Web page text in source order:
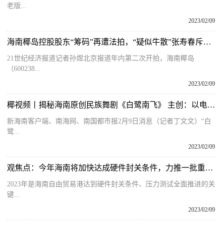
老版...
2023/02/09
海南椰岛控股股东“筹码”再遭法拍，“疑似牛散”张寿春斥资逾亿元竞得首批750万股
21世纪经济报道记者孙煜北京报道年内第二次开拍，海南椰岛
（600238...
2023/02/09
椰视频丨揭秘海南原创民族舞剧《白鹭南飞》 主创：以电影质感展现舞台张力
新海南客户端、南海网、南国都市报2月9日消息（记者丁文文）“白
鹭...
2023/02/09
观焦点：今年海南将加快达成硬件封关条件，力推一批重点项目取得实质性进展
2023年是海南自由贸易港达到硬件封关条件、压力测试全面推进的关
键...
2023/02/09